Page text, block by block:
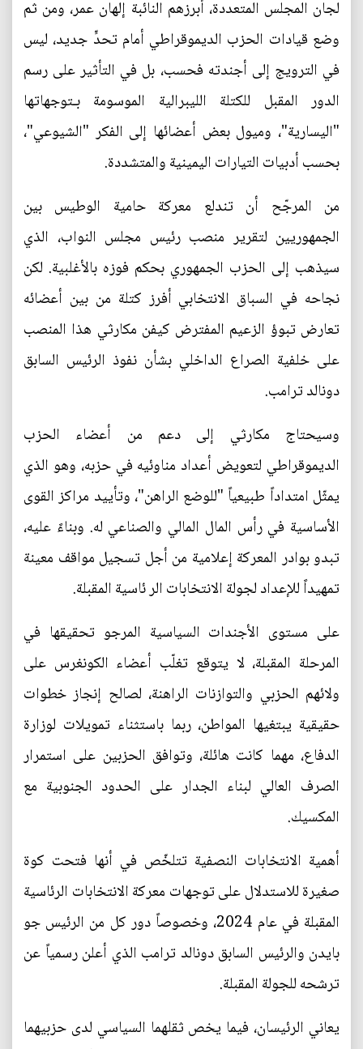
لجان المجلس المتعددة، أبرزهم النائبة إلهان عمر، ومن ثم
وضع قيادات الحزب الديموقراطي أمام تحدٍّ جديد، ليس
في الترويج إلى أجندته فحسب، بل في التأثير على رسم
الدور المقبل للكتلة الليبرالية الموسومة بـتوجهاتها
"اليسارية"، وميول بعض أعضائها إلى الفكر "الشيوعي"،
بحسب أدبيات التيارات اليمينية والمتشددة.
من المرجّح أن تندلع معركة حامية الوطيس بين
الجمهوريين لتقرير منصب رئيس مجلس النواب، الذي
سيذهب إلى الحزب الجمهوري بحكم فوزه بالأغلبية. لكن
نجاحه في السباق الانتخابي أفرز كتلة من بين أعضائه
تعارض تبوؤ الزعيم المفترض كيفن مكارثي هذا المنصب
على خلفية الصراع الداخلي بشأن نفوذ الرئيس السابق
دونالد ترامب.
وسيحتاج مكارثي إلى دعم من أعضاء الحزب
الديموقراطي لتعويض أعداد مناوئيه في حزبه، وهو الذي
يمثّل امتداداً طبيعياً "للوضع الراهن"، وتأييد مراكز القوى
الأساسية في رأس المال المالي والصناعي له. وبناءً عليه،
تبدو بوادر المعركة إعلامية من أجل تسجيل مواقف معينة
تمهيداً للإعداد لجولة الانتخابات الر ئاسية المقبلة.
على مستوى الأجندات السياسية المرجو تحقيقها في
المرحلة المقبلة، لا يتوقع تغلّب أعضاء الكونغرس على
ولائهم الحزبي والتوازنات الراهنة، لصالح إنجاز خطوات
حقيقية يبتغيها المواطن، ربما باستثناء تمويلات لوزارة
الدفاع، مهما كانت هائلة، وتوافق الحزبين على استمرار
الصرف العالي لبناء الجدار على الحدود الجنوبية مع
المكسيك.
أهمية الانتخابات النصفية تتلخّص في أنها فتحت كوة
صغيرة للاستدلال على توجهات معركة الانتخابات الرئاسية
المقبلة في عام 2024، وخصوصاً دور كل من الرئيس جو
بايدن والرئيس السابق دونالد ترامب الذي أعلن رسمياً عن
ترشحه للجولة المقبلة.
يعاني الرئيسان، فيما يخص ثقلهما السياسي لدى حزبيهما